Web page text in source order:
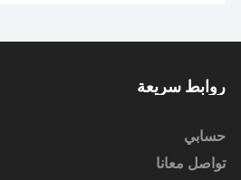
روابط سريعة
حسابي
تواصل معانا